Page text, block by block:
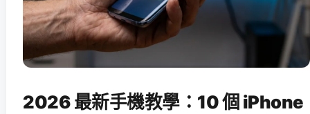
2026 最新手機教學：10 個 iPhone